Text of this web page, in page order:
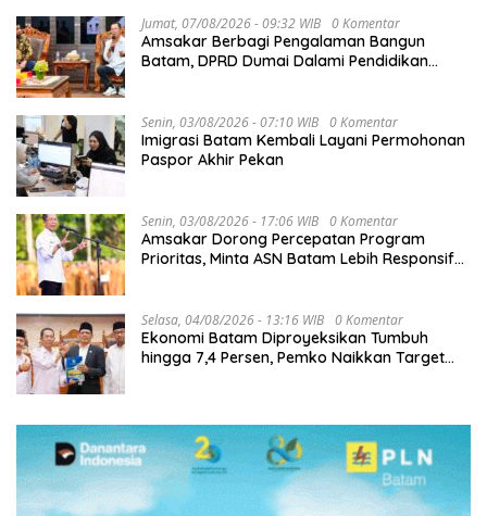
Jumat, 07/08/2026 - 09:32 WIB 0 Komentar
Amsakar Berbagi Pengalaman Bangun
Batam, DPRD Dumai Dalami Pendidikan
Senin, 03/08/2026 - 07:10 WIB 0 Komentar
Imigrasi Batam Kembali Layani Permohonan
Paspor Akhir Pekan
Senin, 03/08/2026 - 17:06 WIB 0 Komentar
Amsakar Dorong Percepatan Program
Prioritas, Minta ASN Batam Lebih Responsif
Selasa, 04/08/2026 - 13:16 WIB 0 Komentar
Ekonomi Batam Diproyeksikan Tumbuh
hingga 7,4 Persen, Pemko Naikkan Target